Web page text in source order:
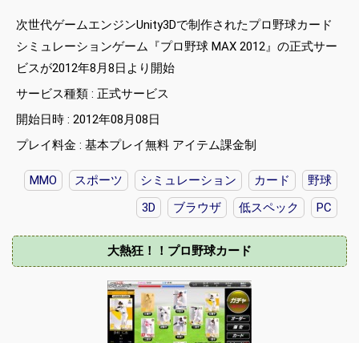
次世代ゲームエンジンUnity3Dで制作されたプロ野球カード
シミュレーションゲーム『プロ野球 MAX 2012』の正式サー
ビスが2012年8月8日より開始
サービス種類 : 正式サービス
開始日時 : 2012年08月08日
プレイ料金 : 基本プレイ無料 アイテム課金制
MMO スポーツ シミュレーション カード
野球
3D
ブラウザ 低スペック PC
大熱狂！！プロ野球カード